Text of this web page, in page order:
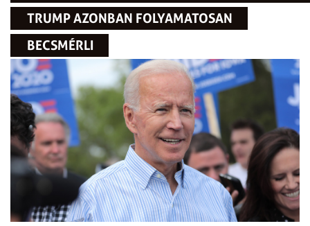
TRUMP AZONBAN FOLYAMATOSAN
BECSMÉRLI